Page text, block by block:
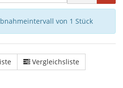
von 1 Stück
Vergleichsliste